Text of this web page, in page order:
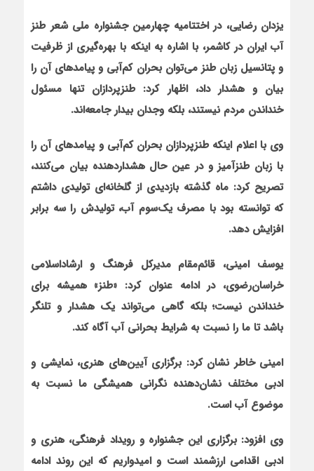
یزدان رضایی، در اختتامیه چهارمین جشنواره ملی شعر طنز
آب ایران در کاشمر، با اشاره به این‏که با بهره‌گیری از ظرفیت
و پتانسیل زبان طنز می‌توان بحران کم‌آبی و پیامدهای آن را
بیان و هشدار داد، اظهار کرد: طنزپردازان تنها مسئول
خنداندن مردم نیستند، بلکه وجدان بیدار جامعه‌اند.
وی با اعلام این‏که طنزپردازان بحران کم‌آبی و پیامدهای آن را
با زبان طنزآمیز و در عین حال هشداردهنده بیان می‌کنند،
تصریح کرد: ماه گذشته بازدیدی از گلخانه‌ای تولیدی داشتم
که توانسته بود با مصرف یک‌سوم آب، تولیدش را سه برابر
افزایش دهد.
یوسف امینی، قائم‌مقام مدیرکل فرهنگ و ارشاداسلامی
خراسان‌رضوی، در ادامه عنوان کرد: «طنز» همیشه برای
خنداندن نیست؛ بلکه گاهی می‌تواند یک هشدار و تلنگر
باشد تا ما را نسبت به شرایط بحرانی آب آگاه کند.
امینی خاطر نشان کرد: برگزاری آیین‌های هنری، نمایشی و
ادبی مختلف نشان‌دهنده نگرانی همیشگی ما نسبت به
موضوع آب است.
وی افزود: برگزاری این جشنواره و رویداد فرهنگی، هنری و
ادبی اقدامی ارزشمند است و امیدواریم که این روند ادامه